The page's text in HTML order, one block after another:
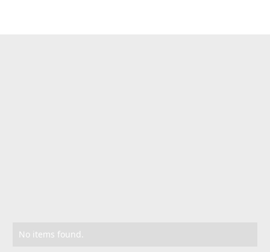
No items found.